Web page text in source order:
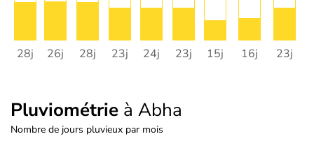
28j 26j 28j 23j 24j 23j 15j 16j 23j
Pluviométrie à Abha
Nombre de jours pluvieux par mois